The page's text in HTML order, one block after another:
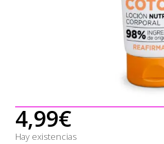
4,99€
Hay existencias